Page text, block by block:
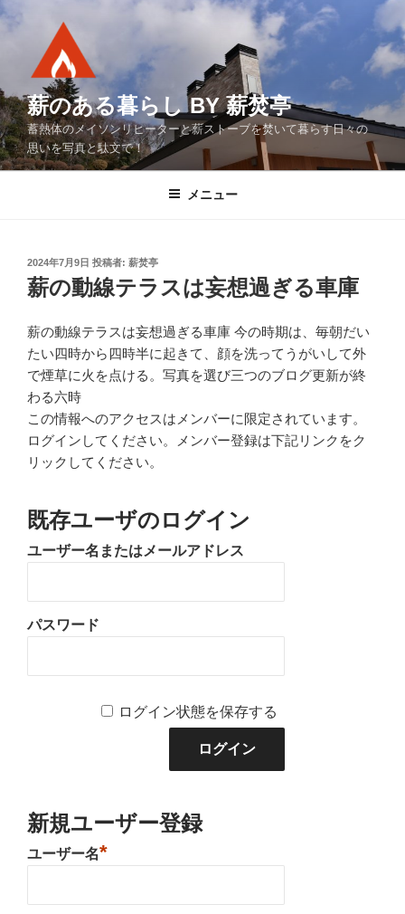
コ
ン
ツ
へ
ス
キ
薪のある暮らし BY 薪焚亭
蓄熱体のメイソンリヒーターと薪ストーブを焚いて暮らす日々の
思いを写真と駄文で！
メニュー
投
稿
日:
2024年7月9日 投稿者: 薪焚亭
薪の動線テラスは妄想過ぎる車庫
薪の動線テラスは妄想過ぎる車庫 今の時期は、毎朝だい
たい四時から四時半に起きて、顔を洗ってうがいして外
で煙草に火を点ける。写真を選び三つのブログ更新が終
わる六時
この情報へのアクセスはメンバーに限定されています。
ログインしてください。メンバー登録は下記リンクをク
リックしてください。
既存ユーザのログイン
ユーザー名またはメールアドレス
パスワード
ログイン状態を保存する
新規ユーザー登録
ユーザー名*